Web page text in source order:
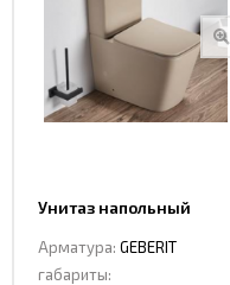
Унитаз напольный
Арматура: GEBERIT
габариты: